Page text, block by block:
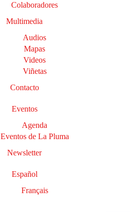
Colaboradores
Multimedia
Audios
Mapas
Videos
Viñetas
Contacto
Eventos
Agenda
Eventos de La Pluma
Newsletter
Español
Français